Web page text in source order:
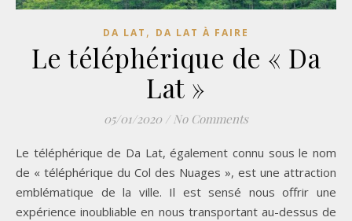
DA LAT , DA LAT À FAIRE
Le téléphérique de « Da
Lat »
05/01/2020 / No Comments
Le téléphérique de Da Lat, également connu sous le nom
de « téléphérique du Col des Nuages », est une attraction
emblématique de la ville. Il est sensé nous offrir une
expérience inoubliable en nous transportant au-dessus de